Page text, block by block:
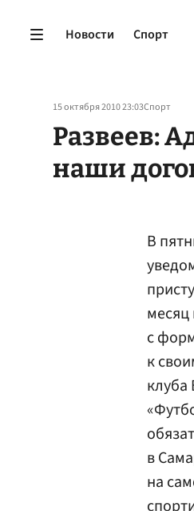
Новости Спорт
15 октября 2010 23:03Спорт
Развеев:
наши
В
месяц
с
к
клуба
в
на